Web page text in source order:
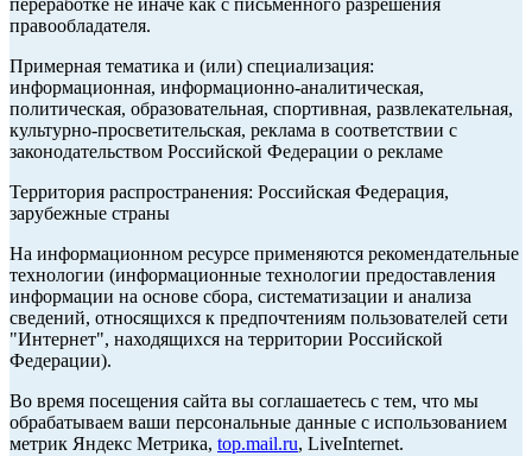
переработке не иначе как с письменного разрешения
правообладателя.
Примерная тематика и (или) специализация:
информационная, информационно-аналитическая,
политическая, образовательная, спортивная, развлекательная,
культурно-просветительская, реклама в соответствии с
законодательством Российской Федерации о рекламе
Территория распространения: Российская Федерация,
зарубежные страны
На информационном ресурсе применяются рекомендательные
технологии (информационные технологии предоставления
информации на основе сбора, систематизации и анализа
сведений, относящихся к предпочтениям пользователей сети
"Интернет", находящихся на территории Российской
Федерации).
Во время посещения сайта вы соглашаетесь с тем, что мы
обрабатываем ваши персональные данные с использованием
метрик Яндекс Метрика, top.mail.ru, LiveInternet.